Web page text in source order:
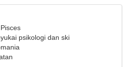
psikologi dan ski